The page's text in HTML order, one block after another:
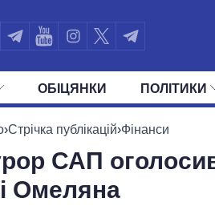
ОБIЦЯНКИ ПОЛIТИКИ
УСІ ПОЛІТИКИ ПРЕЗИДЕНТ І ОФІС
›Стрічка публікацій›Фінанси
САП
Омеляна